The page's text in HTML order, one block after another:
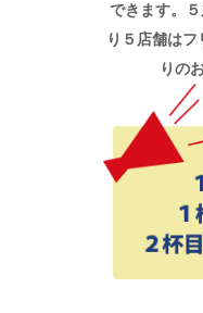
できます。
り５店舗は
りの